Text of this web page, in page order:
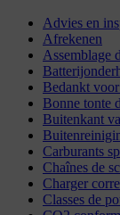
Advies en
Afrekenen
Assemblage
Bedankt
Bonne tonte
Buitenkant
Carburants
Chaînes de
Charger
Classes de